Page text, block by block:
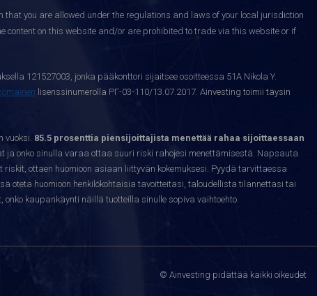
that you are allowed under the regulations and laws of your local jurisdiction
content on this website and/or are prohibited to trade via this website or if
121527003, jonka pääkonttori sijaitsee osoitteessa 51A Nikola Y.
lisenssinumerolla РГ-03-110/13.07.2017. Ainvesting toimii täysin
vuoksi. 85.5 prosenttia piensijoittajista menettää rahaa sijoittaessaan
ja onko sinulla varaa ottaa suuri riski rahojesi menettämisestä. Napsauta
ottaen huomioon asiaan liittyvän kokemuksesi. Pyydä tarvittaessa
oteta huomioon henkilökohtaisia tavoitteitasi, taloudellista tilannettasi tai
kaupankäynti näillä tuotteilla sinulle sopiva vaihtoehto.
© Ainvesting pidättää kaikki oikeudet